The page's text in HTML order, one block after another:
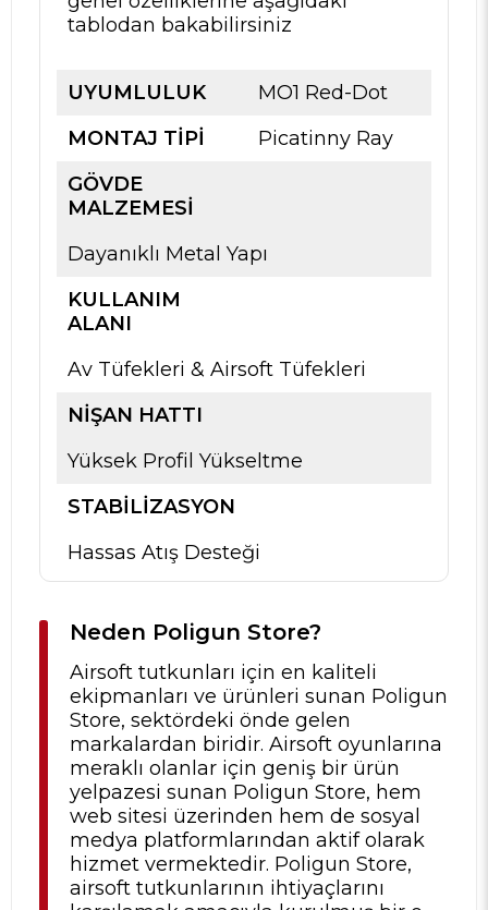
tablodan bakabilirsiniz
UYUMLULUK
MO1 Red-Dot
MONTAJ TIPI
Picatinny Ray
GÖVDЕ
MALZEMESI
Dayanıklı Metal Yapı
KULLANIM
ALANI
Av Tüfekleri & Airsoft Tüfekleri
NIŞAN HATTI
Yüksek Profil Yükseltme
STABILIZASYON
Hassas Atış Desteği
Neden Poligun Store?
Airsoft tutkunları için en kaliteli
ekipmanları ve ürünleri sunan Poligun
Store, sektördeki önde gelen
markalardan biridir. Airsoft oyunlarına
meraklı olanlar için geniş bir ürün
yelpazesi sunan Poligun Store, hem
web sitesi üzerinden hem de sosyal
medya platformlarından aktif olarak
hizmet vermektedir. Poligun Store,
airsoft tutkunlarının ihtiyaçlarını